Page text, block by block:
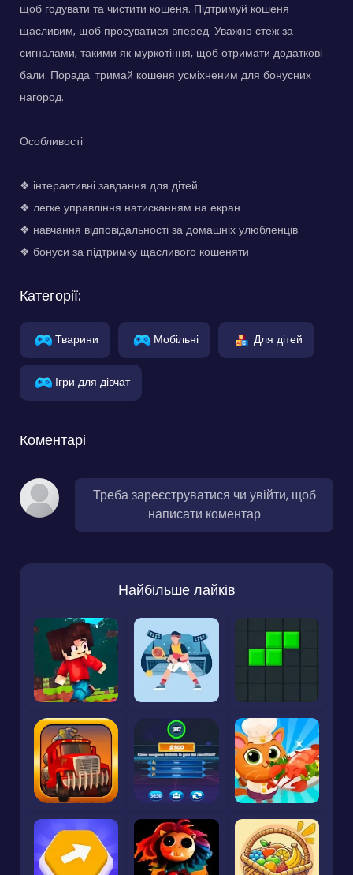
щоб годувати та чистити кошеня. Підтримуй кошеня
щасливим, щоб просуватися вперед. Уважно стеж за
сигналами, такими як муркотіння, щоб отримати додаткові
бали. Порада: тримай кошеня усміхненим для бонусних
нагород.
Особливості
❖ інтерактивні завдання для дітей
❖ легке управління натисканням на екран
❖ навчання відповідальності за домашніх улюбленців
❖ бонуси за підтримку щасливого кошеняти
Категорії:
Тварини Мобільні Для дітей
Ігри для дівчат
Коментарі
Треба зареєструватися чи увійти, щоб
написати коментар
Найбільше лайків